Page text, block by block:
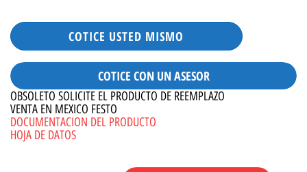
COTICE USTED MISMO
COTICE CON UN ASESOR
OBSOLETO SOLICITE EL PRODUCTO DE REEMPLAZO
VENTA EN MEXICO FESTO
DOCUMENTACION DEL PRODUCTO
HOJA DE DATOS